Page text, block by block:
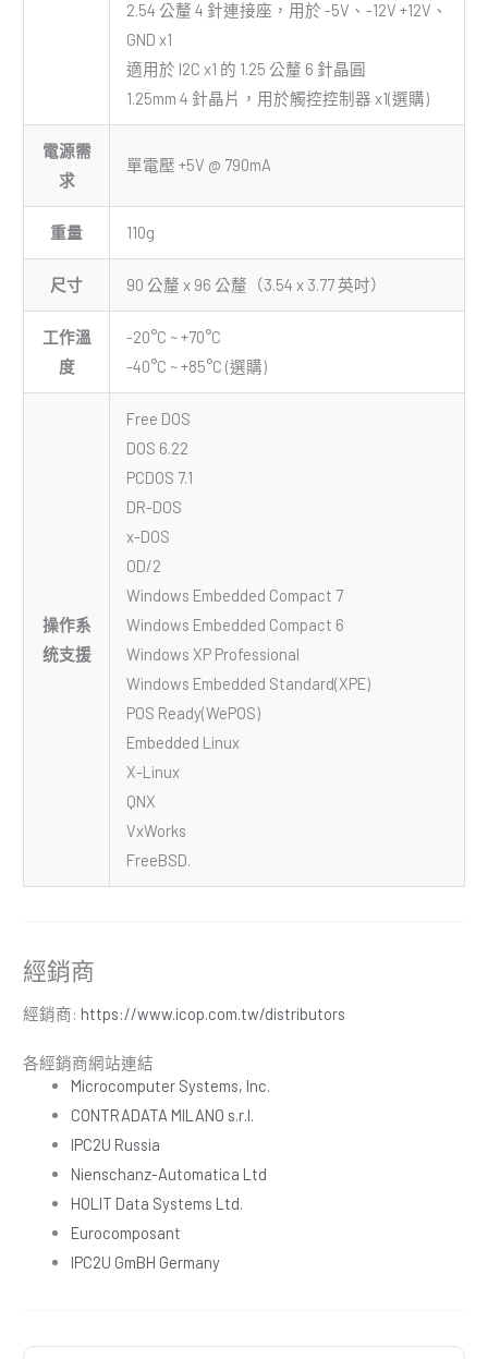
2.54 公釐 4 針連接座，用於 -5V、-12V +12V、
GND x1
適用於 I2C x1 的 1.25 公釐 6 針晶圓
1.25mm 4 針晶片，用於觸控控制器 x1(選購)
電源需
求
單電壓 +5V @ 790mA
重量 110g
尺寸 90 公釐 x 96 公釐（3.54 x 3.77 英吋）
工作溫
度
-20°C ~ +70°C
-40°C ~ +85°C (選購)
操作系
统支援
Free DOS
DOS 6.22
PCDOS 7.1
DR-DOS
x-DOS
OD/2
Windows Embedded Compact 7
Windows Embedded Compact 6
Windows XP Professional
Windows Embedded Standard(XPE)
POS Ready(WePOS)
Embedded Linux
X-Linux
QNX
VxWorks
FreeBSD.
經銷商
經銷商: https://www.icop.com.tw/distributors
各經銷商網站連結
Microcomputer Systems, Inc.
CONTRADATA MILANO s.r.l.
IPC2U Russia
Nienschanz-Automatica Ltd
HOLIT Data Systems Ltd.
Eurocomposant
IPC2U GmBH Germany